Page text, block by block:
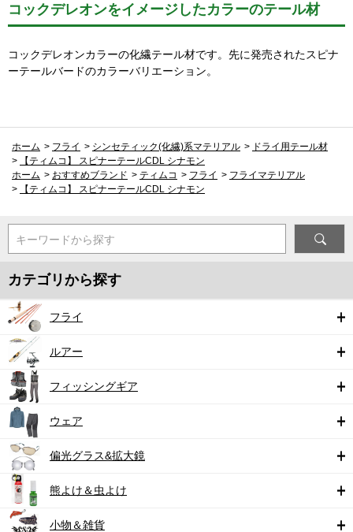
コックデレオンをイメージしたカラーのテール材
コックデレオンカラーの化繊テール材です。先に発売されたスピナ
ーテールバードのカラーバリエーション。
ホーム > フライ > シンセティック(化繊)系マテリアル > ドライ用テール材
>
【ティムコ】 スピナーテールCDL シナモン
ホーム > おすすめブランド > ティムコ > フライ > フライマテリアル
>
【ティムコ】 スピナーテールCDL シナモン
キーワードから探す
カテゴリから探す
フライ
ルアー
フィッシングギア
ウェア
偏光グラス&拡大鏡
熊よけ＆虫よけ
小物＆雑貨